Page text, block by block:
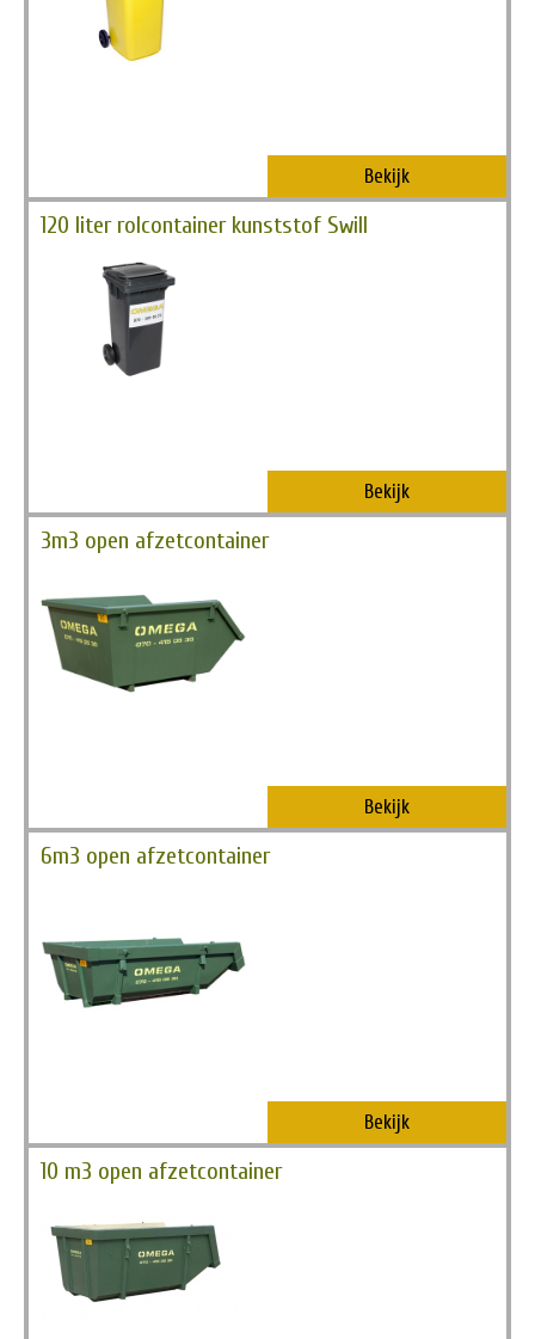
Bekijk
120 liter rolcontainer kunststof Swill
Bekijk
3m3 open afzetcontainer
Bekijk
6m3 open afzetcontainer
Bekijk
10 m3 open afzetcontainer